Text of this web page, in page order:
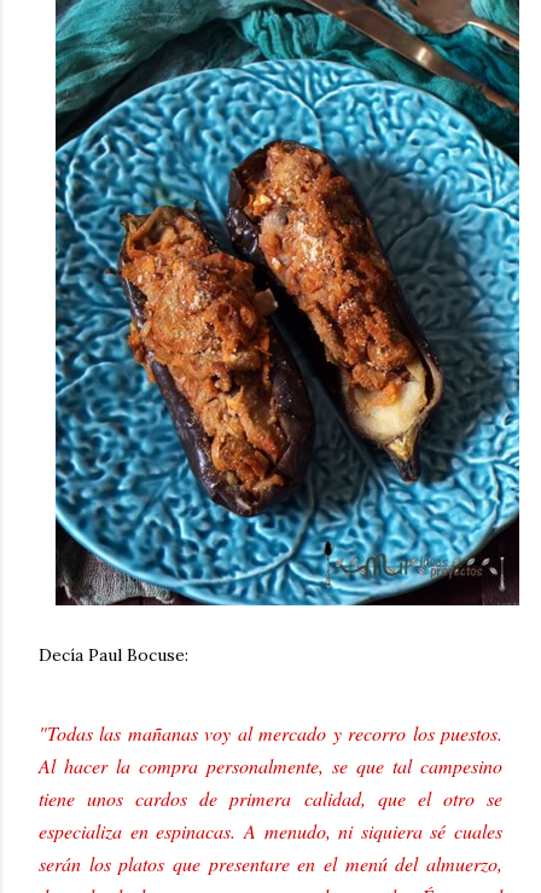
Decía Paul Bocuse:
"Todas las mañanas voy al mercado y recorro los puestos.
Al hacer la compra personalmente, se que tal campesino
tiene unos cardos de primera calidad, que el otro se
especializa en espinacas. A menudo, ni siquiera sé cuales
serán los platos que presentare en el menú del almuerzo,